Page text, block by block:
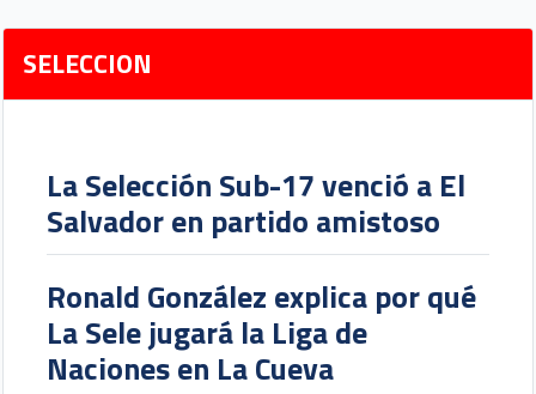
SELECCION
La Selección Sub-17 venció a El
Salvador en partido amistoso
Ronald González explica por qué
La Sele jugará la Liga de
Naciones en La Cueva